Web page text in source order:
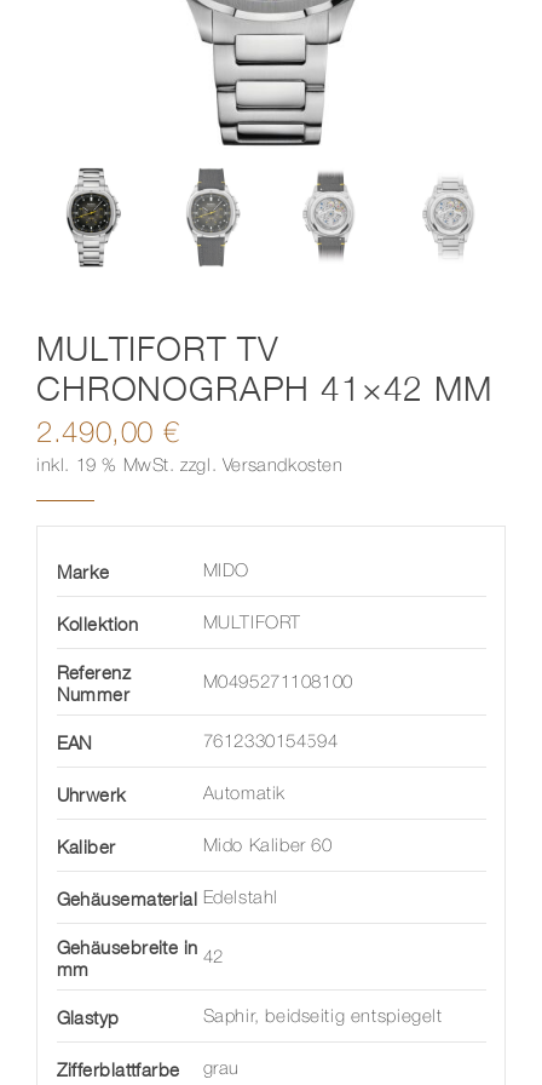
MULTIFORT TV
CHRONOGRAPH 41×42 MM
2.490,00 €
inkl. 19 % MwSt. zzgl. Versandkosten
Marke MIDO
Kollektion MULTIFORT
Referenz
Nummer
M0495271108100
EAN 7612330154594
Uhrwerk Automatik
Kaliber Mido Kaliber 60
Gehäusematerial Edelstahl
Gehäusebreite in
mm
42
Glastyp Saphir, beidseitig entspiegelt
Zifferblattfarbe grau